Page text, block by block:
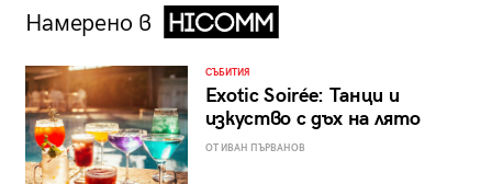
Намерено в
СЪБИТИЯ
Exotic Soirée: Танци и
изкуство с дъх на лято
ОТ ИВАН ПЪРВАНОВ